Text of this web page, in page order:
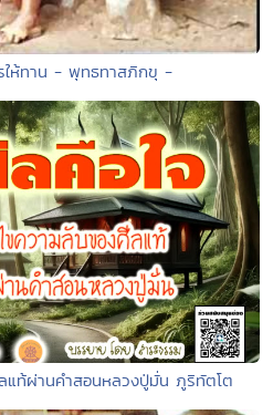
ให้ทาน - พุทธทาสภิกขุ -
แท้ผ่านคำสอนหลวงปู่มั่น ภูริทัตโต